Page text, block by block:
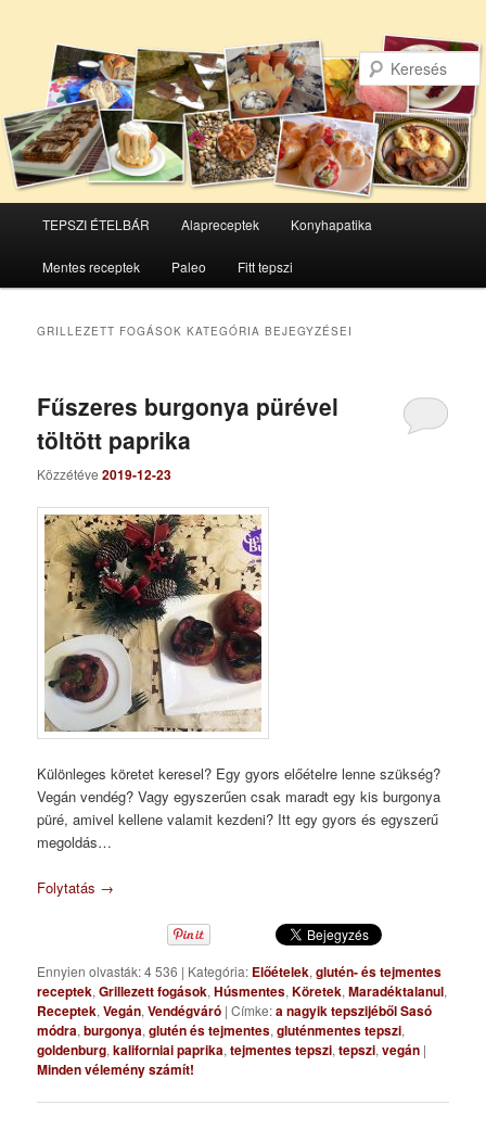
Tovább
az
Tovább
a
TEPSZI ÉTELBÁR Alapreceptek Konyhapatika
Mentes receptek Paleo Fitt tepszi
GRILLEZETT FOGÁSOK KATEGÓRIA BEJEGYZÉSEI
Fűszeres burgonya pürével
töltött paprika
Közzétéve2019-12-23
Különleges köretet keresel? Egy gyors előételre lenne szükség?
Vegán vendég? Vagy egyszerűen csak maradt egy kis burgonya
püré, amivel kellene valamit kezdeni? Itt egy gyors és egyszerű
megoldás…
Folytatás →
Ennyien olvasták: 4 536 | Kategória: Előételek,glutén- és tejmentes
receptek,Grillezett fogások,Húsmentes,Köretek,Maradéktalanul,
Receptek,Vegán,Vendégváró |Címke:a nagyik tepszijéből Sasó
módra,burgonya,glutén és tejmentes,gluténmentes tepszi,
goldenburg,kaliforniai paprika,tejmentes tepszi,tepszi,vegán |
Minden vélemény számít!